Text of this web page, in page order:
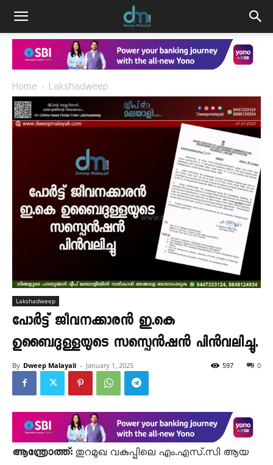
Home Lakshadweep
Lakshadweep
പോർട്ട് ജീവനക്കാരൻ ഇ.കെ
ഉബൈദുള്ളയുടെ സസ്പെൻഷൻ പിൻവലിച്ചു.
By Dweep Malayali - January 1, 2025 0
597
ആന്ത്രോത്ത്:തുറമുഖ വകുപ്പിലെ എം.എസ്.സി ആയ